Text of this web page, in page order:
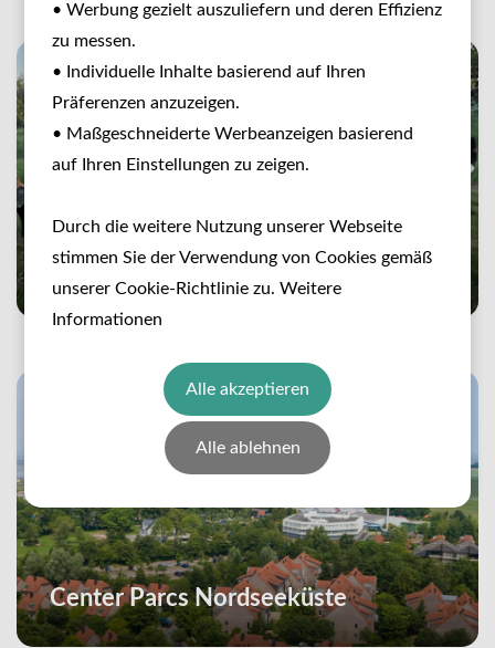
Hundeurlaub auf dem Hof Les
Giscons
Center Parcs Nordseeküste
• Werbung gezielt auszuliefern und deren Effizienz
zu messen.
• Individuelle Inhalte basierend auf Ihren
Präferenzen anzuzeigen.
• Maßgeschneiderte Werbeanzeigen basierend
auf Ihren Einstellungen zu zeigen.
Durch die weitere Nutzung unserer Webseite
stimmen Sie der Verwendung von Cookies gemäß
unserer Cookie-Richtlinie zu. Weitere
Informationen
Alle akzeptieren
Alle ablehnen